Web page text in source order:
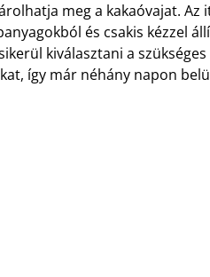
meg a kakaóvajat.
és csakis kézzel
kiválasztani a
így már néhány napon